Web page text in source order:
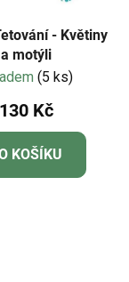
- Květiny
a motýli
(5 ks)
130 Kč
KOŠÍKU